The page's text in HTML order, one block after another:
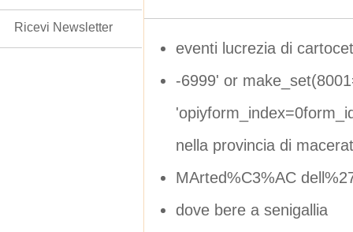
eventi lucrezia di
-6999' or
nella provincia di
MArted%C3%AC
dove bere a senigallia
Ricevi Newsletter